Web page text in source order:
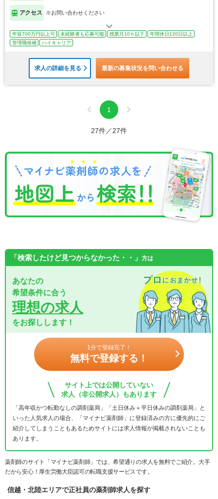
アクセス ※お問い合わせください
年収700万円以上可 未経験者も応募可能 残業月10ｈ以下
年間休日120日以上
管理職候補
ハイキャリア
求人の詳細を見る 最新の募集状況を問い合わせる
1
27件／27件
「検索したけど見つからなかった・・」 方は
あなたの
希望条件に合う
理想の求人
をお探しします！
1分で登録完了！
無料で登録する！
サイト上では公開していない
求人（非公開求人）もあります
「高年収かつ転勤なしの調剤薬局」「土日休み＋平日休みの調剤薬局」と
いった人気求人の場合、「マイナビ薬剤師」に登録済みの方に優先的にご
紹介してしまうこともあるためサイトには求人情報が掲載されないことも
あります。
薬剤師のサイト「マイナビ薬剤師」では、希望通りの求人を無料でご紹介。大手
だから安心！厚生労働大臣認可の転職支援サービスです。
信越・北陸エリアで正社員の薬剤師求人を探す